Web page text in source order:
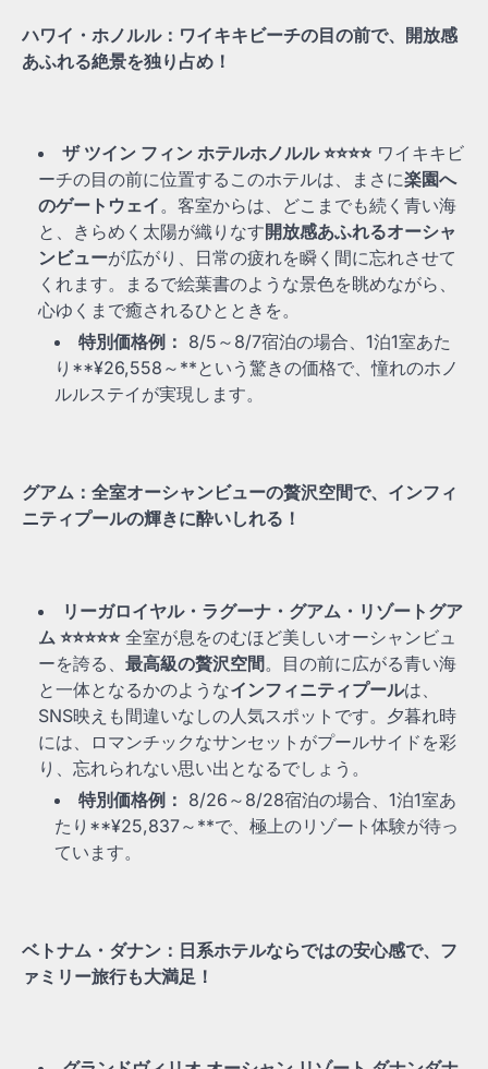
ハワイ・ホノルル：ワイキキビーチの目の前で、開放感
あふれる絶景を独り占め！
ザ ツイン フィン ホテルホノルル ⭐⭐⭐⭐ワイキキビ
ーチの目の前に位置するこのホテルは、まさに楽園へ
のゲートウェイ。客室からは、どこまでも続く青い海
と、きらめく太陽が織りなす開放感あふれるオーシャ
ンビューが広がり、日常の疲れを瞬く間に忘れさせて
くれます。まるで絵葉書のような景色を眺めながら、
心ゆくまで癒されるひとときを。
特別価格例： 8/5～8/7宿泊の場合、1泊1室あた
り**¥26,558～**という驚きの価格で、憧れのホノ
ルルステイが実現します。
グアム：全室オーシャンビューの贅沢空間で、インフィ
ニティプールの輝きに酔いしれる！
リーガロイヤル・ラグーナ・グアム・リゾートグア
ム ⭐⭐⭐⭐⭐全室が息をのむほど美しいオーシャンビュ
ーを誇る、 最高級の贅沢空間。目の前に広がる青い海
と一体となるかのようなインフィニティプールは、
SNS映えも間違いなしの人気スポットです。夕暮れ時
には、ロマンチックなサンセットがプールサイドを彩
り、忘れられない思い出となるでしょう。
特別価格例： 8/26～8/28宿泊の場合、1泊1室あ
たり**¥25,837～**で、極上のリゾート体験が待っ
ています。
ベトナム・ダナン：日系ホテルならではの安心感で、フ
ァミリー旅行も大満足！